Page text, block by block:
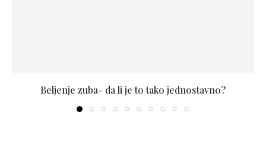
Beljenje zuba- da li je to tako jednostavno?